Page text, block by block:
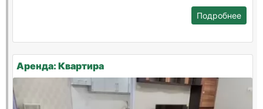
Подробнее
Аренда: Квартира